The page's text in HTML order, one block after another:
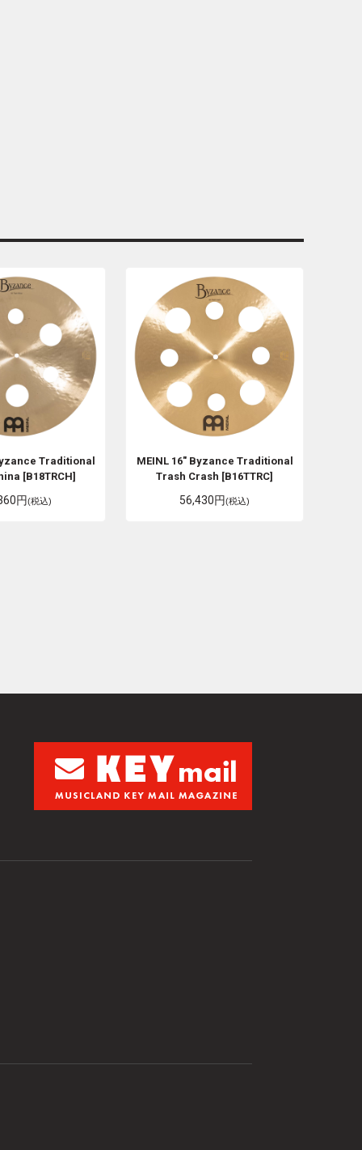
Traditional
[B18TRCH]
円(税込)
MEINL 16" Byzance Traditional
Trash Crash [B16TTRC]
56,430円(税込)